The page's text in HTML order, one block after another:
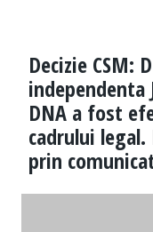
Decizie CSM:
DNA a fost
cadrului
prin